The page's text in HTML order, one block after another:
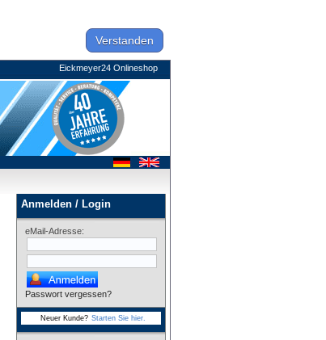
Verstanden
Eickmeyer24 Onlineshop
Anmelden / Login
eMail-Adresse:
Passwort vergessen?
Neuer Kunde? Starten Sie hier.